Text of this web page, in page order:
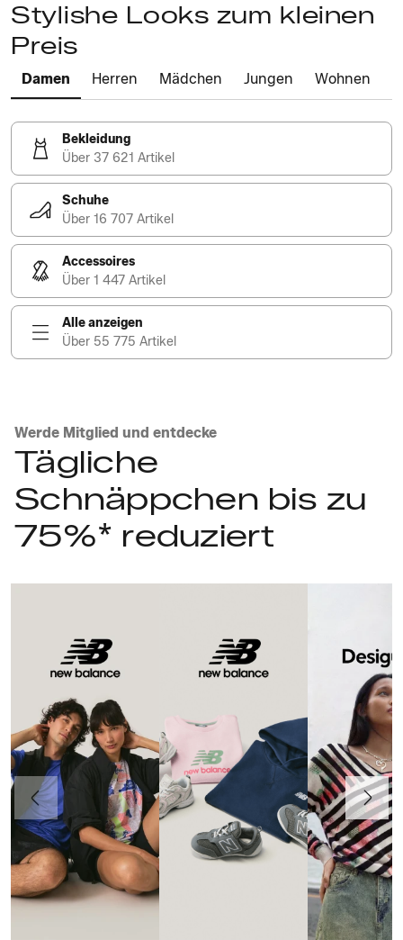
Stylishe Looks zum kleinen
Preis
Damen Herren Mädchen Jungen Wohnen
Bekleidung
Über 37 621 Artikel
Schuhe
Über 16 707 Artikel
Accessoires
Über 1 447 Artikel
Alle anzeigen
Über 55 775 Artikel
Werde Mitglied und entdecke
Tägliche
Schnäppchen bis zu
75%* reduziert
Vorherige Weiter